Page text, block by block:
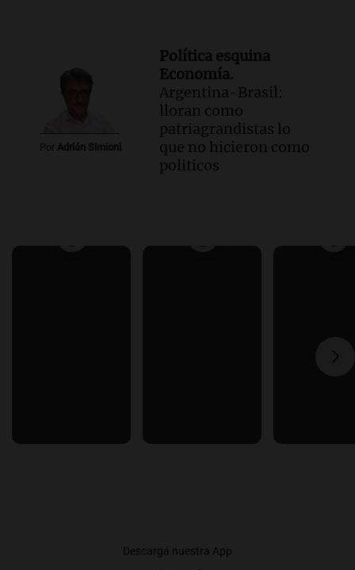
Por Adrián Simioni
Política esquina
Economía.
Argentina-Brasil:
lloran como
patriagrandistas lo
que no hicieron como
politicos
Descargá nuestra App